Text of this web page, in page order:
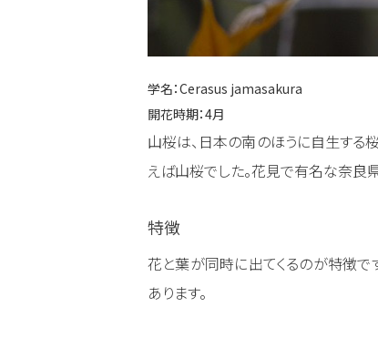
学名：Cerasus jamasakura
開花時期：4月
山桜は、日本の南のほうに自生する
えば山桜でした。花見で有名な奈良
特徴
花と葉が同時に出てくるのが特徴で
あります。